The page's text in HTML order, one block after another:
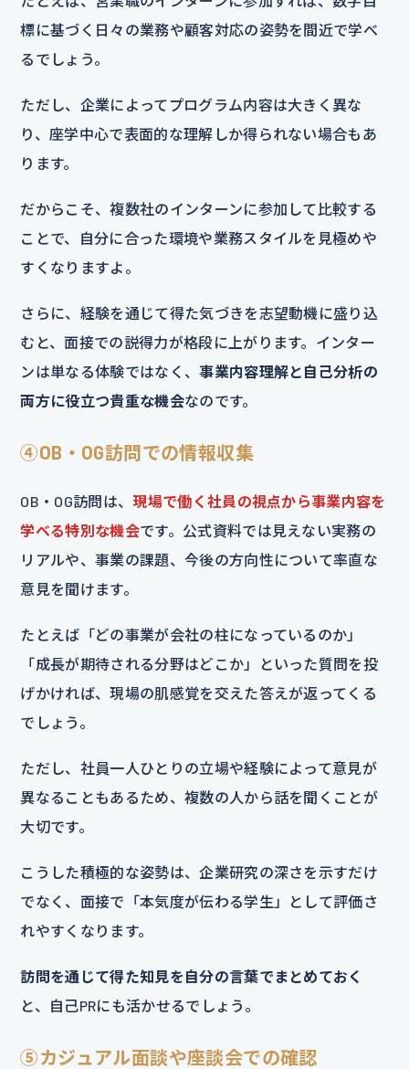
標に基づく日々の業務や顧客対応の姿勢を間近で学べ
るでしょう。
ただし、企業によってプログラム内容は大きく異な
り、座学中心で表面的な理解しか得られない場合もあ
ります。
だからこそ、複数社のインターンに参加して比較する
ことで、自分に合った環境や業務スタイルを見極めや
すくなりますよ。
さらに、経験を通じて得た気づきを志望動機に盛り込
むと、面接での説得力が格段に上がります。インター
ンは単なる体験ではなく、事業内容理解と自己分析の
両方に役立つ貴重な機会なのです。
④OB・OG訪問での情報収集
OB・OG訪問は、現場で働く社員の視点から事業内容を
学べる特別な機会です。公式資料では見えない実務の
リアルや、事業の課題、今後の方向性について率直な
意見を聞けます。
たとえば「どの事業が会社の柱になっているのか」
「成長が期待される分野はどこか」といった質問を投
げかければ、現場の肌感覚を交えた答えが返ってくる
でしょう。
ただし、社員一人ひとりの立場や経験によって意見が
異なることもあるため、複数の人から話を聞くことが
大切です。
こうした積極的な姿勢は、企業研究の深さを示すだけ
でなく、面接で「本気度が伝わる学生」として評価さ
れやすくなります。
訪問を通じて得た知見を自分の言葉でまとめておく
と、自己PRにも活かせるでしょう。
⑤カジュアル面談や座談会での確認